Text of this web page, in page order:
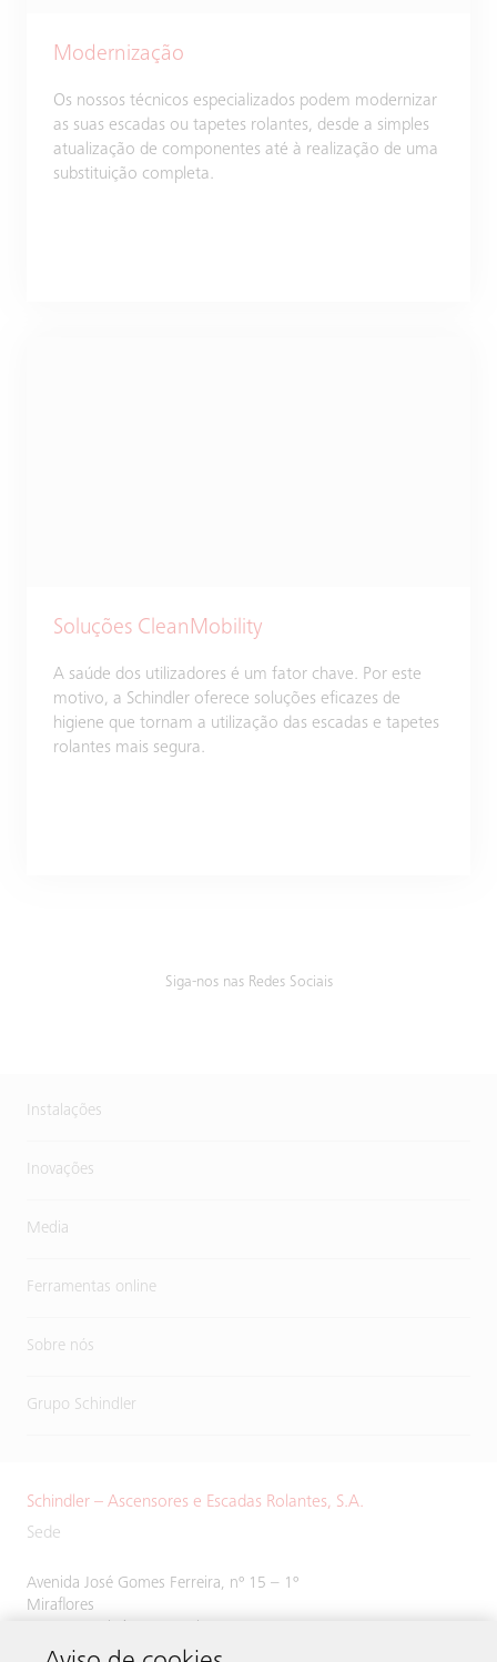
Modernização
Os nossos técnicos especializados podem modernizar
as suas escadas ou tapetes rolantes, desde a simples
atualização de componentes até à realização de uma
substituição completa.
Soluções CleanMobility
A saúde dos utilizadores é um fator chave. Por este
motivo, a Schindler oferece soluções eficazes de
higiene que tornam a utilização das escadas e tapetes
rolantes mais segura.
Siga-nos nas Redes Sociais
Instalações
Inovações
Media
Ferramentas online
Sobre nós
Grupo Schindler
Schindler – Ascensores e Escadas Rolantes, S.A.
Sede
Avenida José Gomes Ferreira, nº 15 – 1º
Miraflores